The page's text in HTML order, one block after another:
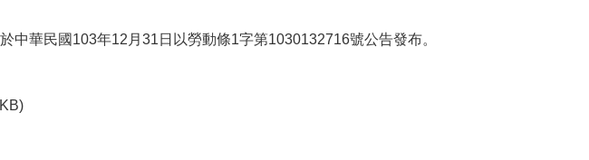
中華民國103年12月31日以勞動條1字第1030132716號公告發布。